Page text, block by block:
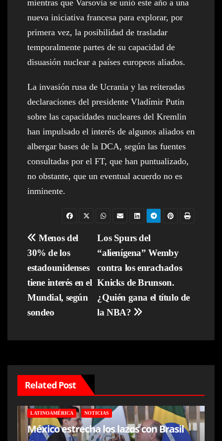
mientras que Varsovia se unió este año a una
nueva iniciativa francesa para explorar, por
primera vez, la posibilidad de trasladar
temporalmente partes de su capacidad de
disuasión nuclear a países europeos aliados.
La invasión rusa de Ucrania y las reiteradas
declaraciones del presidente Vladímir Putin
sobre las capacidades nucleares del Kremlin
han impulsado el interés de algunos aliados en
albergar bases de la DCA, según las fuentes
consultadas por el FT, que han puntualizado,
no obstante, que un eventual acuerdo no es
inminente.
Navegación
de
entradas
Los Spurs del
“alienígena” Wemby
contra los enrachados
Knicks de Brunson.
¿Quién gana el título de
la NBA?
Menos del
30% de los
estadounidenses
tiene interés en el
Mundial, según
sondeo
Related Post
LATINOAMÉRICA NOTICIAS
México estrecha los lazos con Brasil